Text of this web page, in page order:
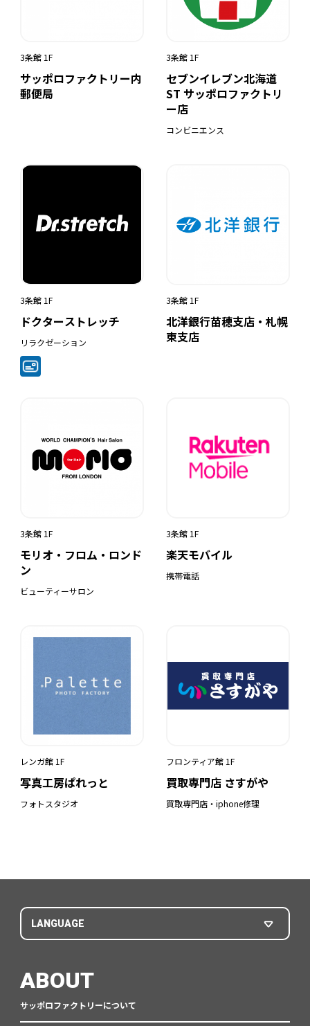
3条館 1F
サッポロファクトリー内
郵便局
3条館 1F
セブンイレブン北海道
ST サッポロファクトリ
ー店
コンビニエンス
3条館 1F
ドクターストレッチ
リラクゼーション
3条館 1F
北洋銀行苗穂支店・札幌
東支店
3条館 1F
モリオ・フロム・ロンド
ン
ビューティーサロン
3条館 1F
楽天モバイル
携帯電話
レンガ館 1F
写真工房ぱれっと
フォトスタジオ
フロンティア館 1F
買取専門店 さすがや
買取専門店・iphone修理
LANGUAGE
ABOUT
サッポロファクトリーについて